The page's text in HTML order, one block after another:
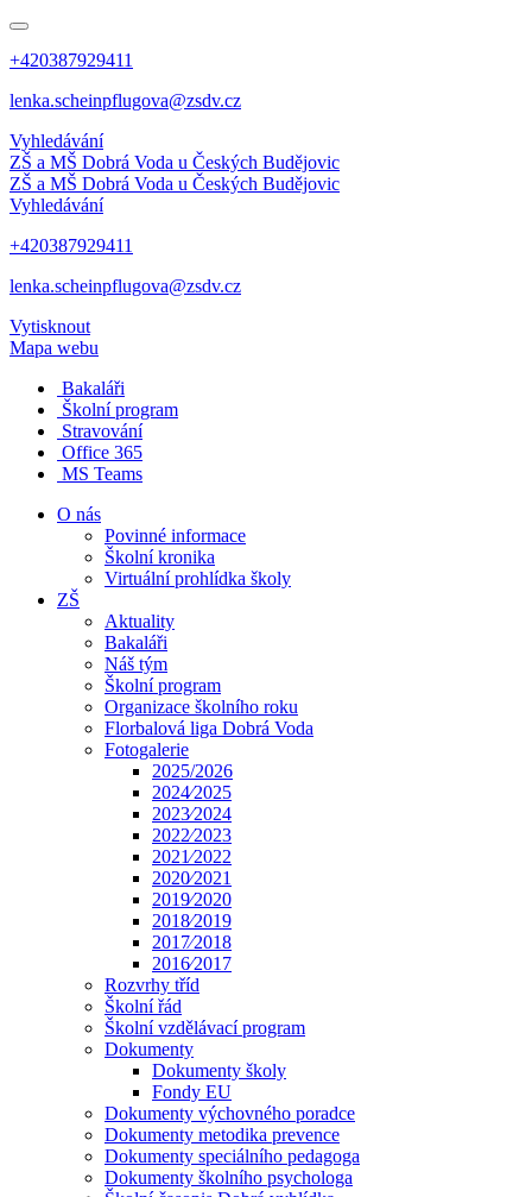
+420387929411
lenka.scheinpflugova@zsdv.cz
Vyhledávání
ZŠ a MŠ Dobrá Voda u Českých Budějovic
ZŠ a MŠ Dobrá Voda u Českých Budějovic
Vyhledávání
+420387929411
lenka.scheinpflugova@zsdv.cz
Vytisknout
Mapa webu
Bakaláři
Školní program
Stravování
Office 365
MS Teams
O nás
Povinné informace
Školní kronika
Virtuální prohlídka školy
ZŠ
Aktuality
Bakaláři
Náš tým
Školní program
Organizace školního roku
Florbalová liga Dobrá Voda
Fotogalerie
2025/2026
2024⁄2025
2023⁄2024
2022⁄2023
2021⁄2022
2020⁄2021
2019⁄2020
2018⁄2019
2017⁄2018
2016⁄2017
Rozvrhy tříd
Školní řád
Školní vzdělávací program
Dokumenty
Dokumenty školy
Fondy EU
Dokumenty výchovného poradce
Dokumenty metodika prevence
Dokumenty speciálního pedagoga
Dokumenty školního psychologa